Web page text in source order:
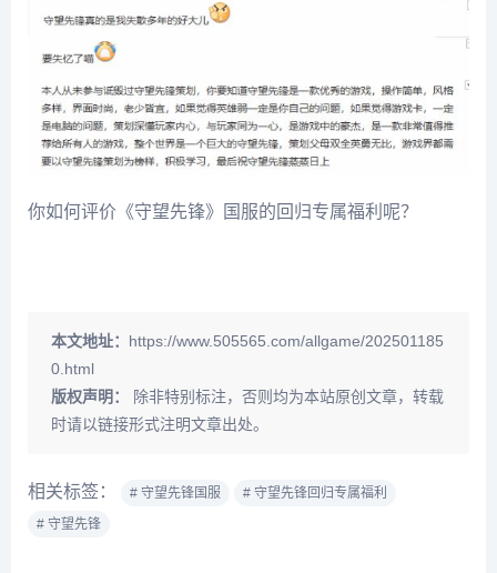
你如何评价《守望先锋》国服的回归专属福利呢？
本文地址： https://www.505565.com/allgame/202501185
0.html
版权声明：
除非特别标注，否则均为本站原创文章，转载
时请以链接形式注明文章出处。
相关标签： # 守望先锋国服
# 守望先锋回归专属福利
# 守望先锋